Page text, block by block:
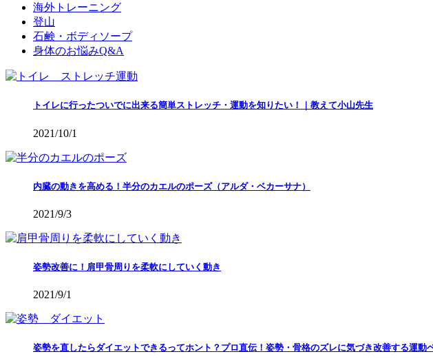
海外トレーニング
登山
石鹸・ボディソープ
身体のお悩みQ&A
トイレに行ったついでに出来る簡単ストレッチ・運動を知りたい！｜教えて小山先生
2021/10/1
内臓の動きを高める！半分のカエルのポーズ（アルダ・ベカーサナ）
2021/9/3
姿勢改善に！肩甲骨周りを柔軟にしていく動き
2021/9/1
姿勢を直したらダイエットできるってホント？プロ直伝！姿勢・骨格のズレに気づき改善する運動